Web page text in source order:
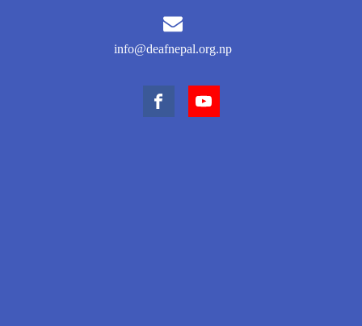
info@deafnepal.org.np